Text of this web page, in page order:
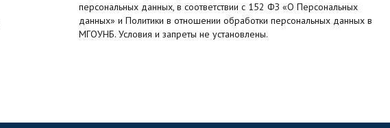
персональных данных, в соответствии с 152 ФЗ «О Персональных
данных» и Политики в отношении обработки персональных данных в
МГОУНБ. Условия и запреты не установлены.